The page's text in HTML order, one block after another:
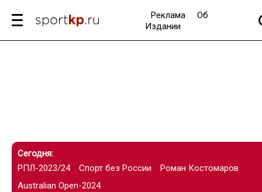
Реклама
Об
Издании
Сегодня:
РПЛ-2023/24
Спорт без России
Роман Костомаров
Australian Open-2024